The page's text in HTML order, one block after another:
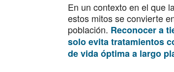
En un contexto en el que
estos mitos se convierte
población. Reconocer a
solo evita tratamientos
de vida óptima a largo